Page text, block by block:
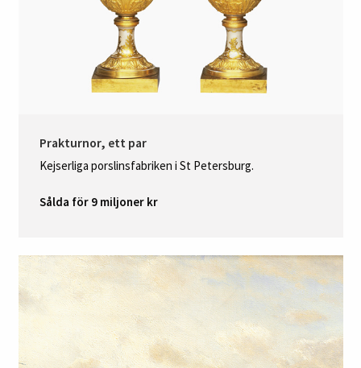
Prakturnor, ett par
Kejserliga porslinsfabriken i St Petersburg.
Sålda för 9 miljoner kr